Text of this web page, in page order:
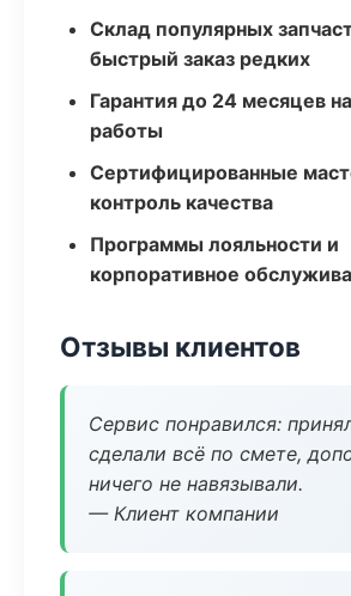
Склад популярных
быстрый заказ редких
Гарантия до 24 месяцев
работы
Сертифицированные
контроль качества
Программы лояльности и
корпоративное
Отзывы клиентов
Сервис понравился:
сделали всё по смете,
ничего не навязывали.
— Клиент компании